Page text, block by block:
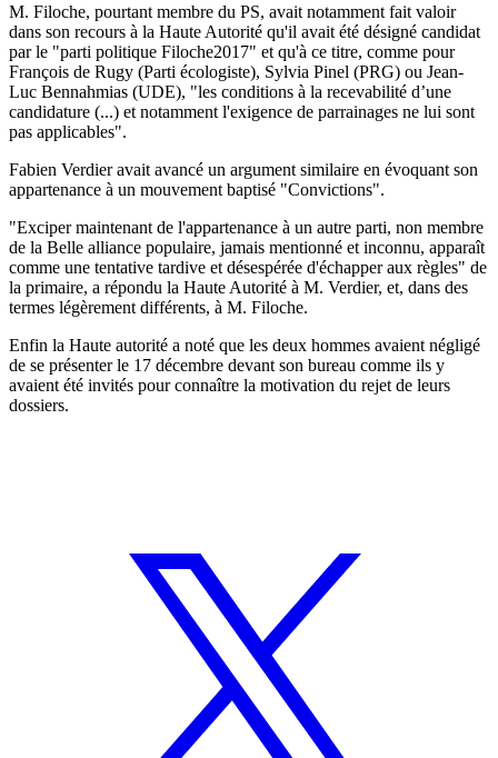
M. Filoche, pourtant membre du PS, avait notamment fait valoir
dans son recours à la Haute Autorité qu'il avait été désigné candidat
par le "parti politique Filoche2017" et qu'à ce titre, comme pour
François de Rugy (Parti écologiste), Sylvia Pinel (PRG) ou Jean-
Luc Bennahmias (UDE), "les conditions à la recevabilité d’une
candidature (...) et notamment l'exigence de parrainages ne lui sont
pas applicables".
Fabien Verdier avait avancé un argument similaire en évoquant son
appartenance à un mouvement baptisé "Convictions".
"Exciper maintenant de l'appartenance à un autre parti, non membre
de la Belle alliance populaire, jamais mentionné et inconnu, apparaît
comme une tentative tardive et désespérée d'échapper aux règles" de
la primaire, a répondu la Haute Autorité à M. Verdier, et, dans des
termes légèrement différents, à M. Filoche.
Enfin la Haute autorité a noté que les deux hommes avaient négligé
de se présenter le 17 décembre devant son bureau comme ils y
avaient été invités pour connaître la motivation du rejet de leurs
dossiers.